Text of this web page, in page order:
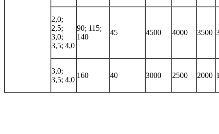
2,0;
2,5;
3,0;
3,5; 4,0
90; 115;
140
45 4500 4000 3500
3,0;
3,5; 4,0
160 40 3000 2500 2000